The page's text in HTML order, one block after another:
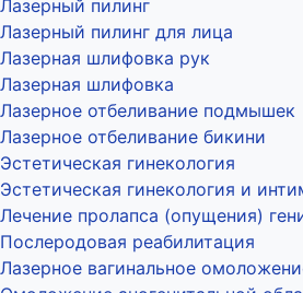
Лазерный пилинг
Лазерный пилинг для лица
Лазерная шлифовка рук
Лазерная шлифовка
Лазерное отбеливание подмышек
Лазерное отбеливание бикини
Эстетическая гинекология
Эстетическая гинекология и
Лечение пролапса (опущения)
Послеродовая реабилитация
Лазерное вагинальное